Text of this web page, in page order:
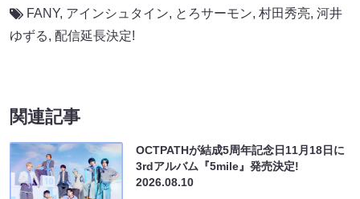
FANY, アインシュタイン, とろサーモン, 村田秀亮, 河井
ゆずる, 配信延長決定!
関連記事
OCTPATHが結成5周年記念日11月18日に
3rdアルバム『5mile』発売決定!
2026.08.10